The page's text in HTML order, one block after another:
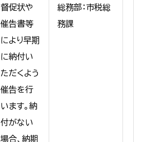
督促状や
催告書等
により早期
に納付い
ただくよう
催告を行
います。納
付がない
場合、納期
総務部：市税総
務課